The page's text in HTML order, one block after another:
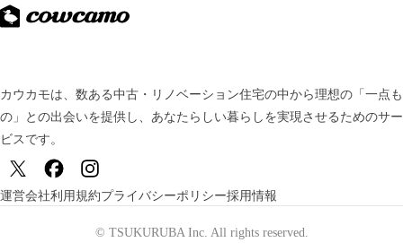
カウカモは、数ある中古・リノベーション住宅の中から理想の「一点も
の」との出会いを提供し、 あなたらしい暮らしを実現させるためのサー
ビスです。
運営会社利用規約プライバシーポリシー採用情報
© TSUKURUBA Inc. All rights reserved.